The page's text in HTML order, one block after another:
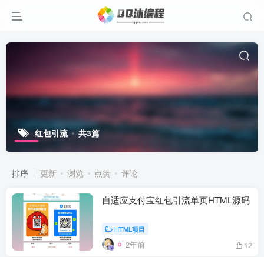
红包引流 共3篇
排序 更新 浏览 点赞 评论
自适应支付宝红包引流单页HTML源码
HTML项目
2年前 12